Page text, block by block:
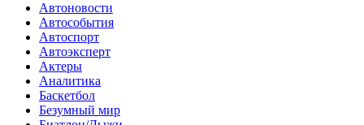
Автоновости
Автособытия
Автоспорт
Автоэксперт
Актеры
Аналитика
Баскетбол
Безумный мир